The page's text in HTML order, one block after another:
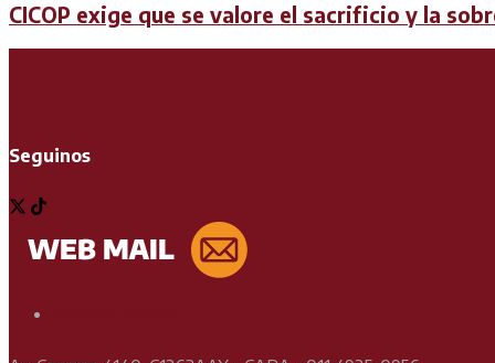
CICOP exige que se valore el sacrificio y la
Seguinos